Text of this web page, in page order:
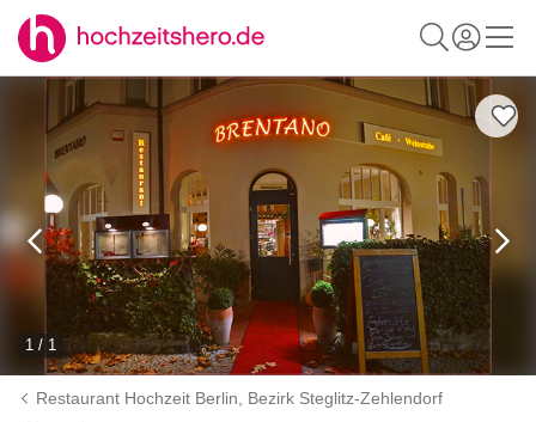
1 / 1
Restaurant Hochzeit Berlin, Bezirk Steglitz-Zehlendorf